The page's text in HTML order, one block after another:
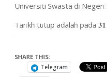
Universiti Swasta di Negeri
Tarikh tutup adalah pada 𝟑𝟏
SHARE THIS:
Telegram